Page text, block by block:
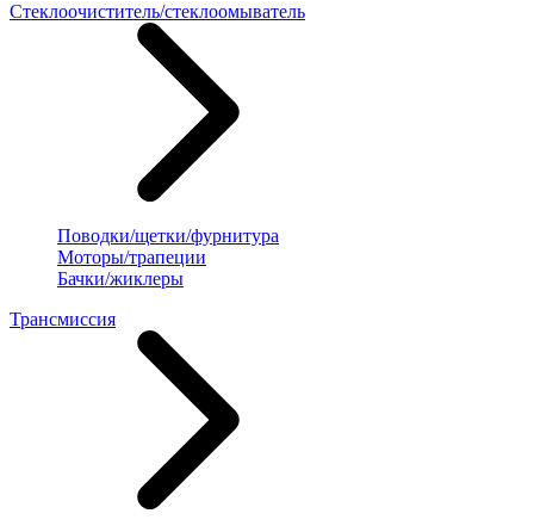
Стеклоочиститель/стеклоомыватель
Поводки/щетки/фурнитура
Моторы/трапеции
Бачки/жиклеры
Трансмиссия